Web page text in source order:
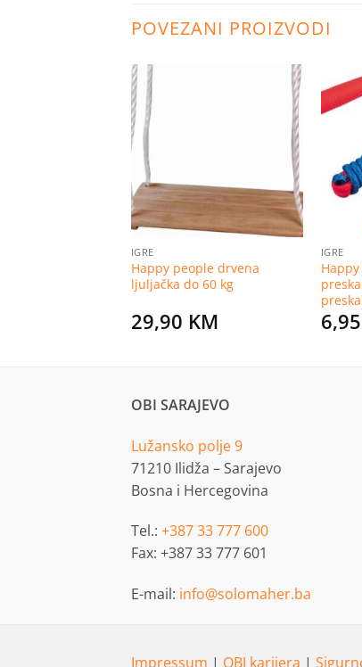
POVEZANI PROIZVODI
IGRE
Happy people drvena
ljuljačka do 60 kg
29,90 KM
IGRE
6,95
OBI SARAJEVO
Lužansko polje 9
71210 Ilidža – Sarajevo
Bosna i Hercegovina
Tel.: +387 33 777 600
Fax: +387 33 777 601
E-mail: info@solomaher.ba
Impressum | OBI karijera |